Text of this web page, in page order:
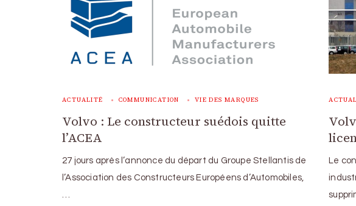
ACTUALITÉ COMMUNICATION VIE DES MARQUES
Volvo : Le constructeur suédois quitte
l’ACEA
27 jours après l’annonce du départ du Groupe Stellantis de
l’Association des Constructeurs Européens d’Automobiles,
…
Le